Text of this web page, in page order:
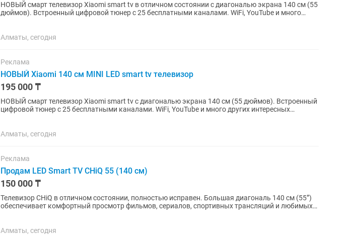
НОВЫЙ смарт телевизор Xiaomi smart tv в отличном состоянии с диагональю экрана 140 см (55
дюймов). Встроенный цифровой тюнер с 25 бесплатными каналами. WiFi, YouTube и много
Алматы, сегодня
Реклама
НОВЫЙ Xiaomi 140 см MINI LED smart tv телевизор
195 000 ₸
НОВЫЙ смарт телевизор Xiaomi smart tv с диагональю экрана 140 см (55 дюймов). Встроенный
цифровой тюнер с 25 бесплатными каналами. WiFi, YouTube и много других интересных
Алматы, сегодня
Реклама
Продам LED Smart TV CHiQ 55 (140 см)
150 000 ₸
Телевизор CHiQ в отличном состоянии, полностью исправен. Большая диагональ 140 см (55”)
обеспечивает комфортный просмотр фильмов, сериалов, спортивных трансляций и любимых
Алматы, сегодня